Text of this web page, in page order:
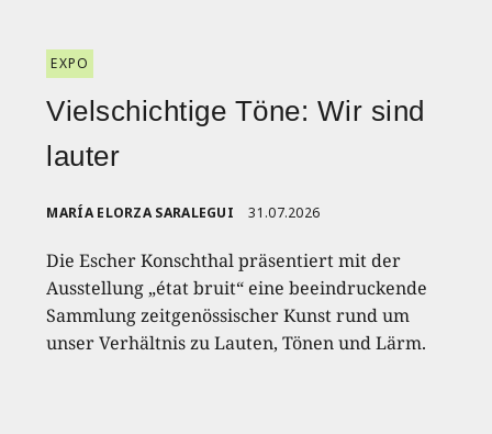
EXPO
Vielschichtige Töne: Wir sind
lauter
MARÍA ELORZA SARALEGUI 31.07.2026
Die Escher Konschthal präsentiert mit der
Ausstellung „état bruit“ eine beeindruckende
Sammlung zeitgenössischer Kunst rund um
unser Verhältnis zu Lauten, Tönen und Lärm.